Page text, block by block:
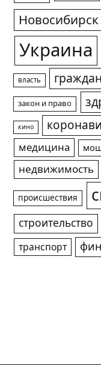
Новосибирск
Украина
власть
закон и право
кино
медицина
недвижимость
происшествия
строительство
транспорт